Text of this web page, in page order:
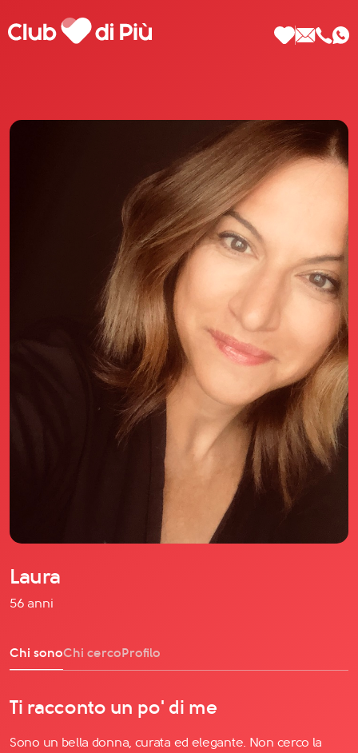
Scopri Club di Più
Le testimonianze Club di Più
La fondatrice Valeria Pilla
Annunci Donne
Agenzia matrimoniale Club di Più
Love Notebook
Il libro Donna di Cuori
Quanto costa Club di Più
Domande Frequenti
Impegno Sociale
YouTube
Instagram
TikTok
Laura
56 anni
Chi sonoChi cercoProfilo
Ti racconto un po' di me
Sono un bella donna, curata ed elegante. Non cerco la